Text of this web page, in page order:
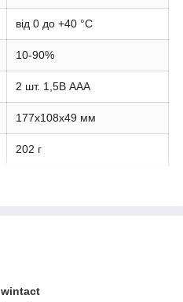
від 0 до +40 °C
10-90%
2 шт. 1,5В АAА
177x108x49 мм
202 г
wintact